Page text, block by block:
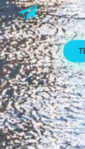
E-Mail:
IMPRESSUM